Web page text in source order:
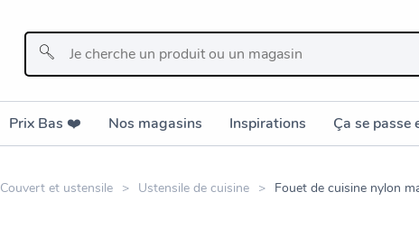
Prix Bas ❤️️ Nos magasins Inspirations Ça se passe
Couvert et ustensile Ustensile de cuisine Fouet de cuisine nylon